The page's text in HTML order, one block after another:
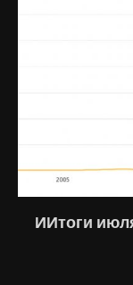
ИИтоги июля